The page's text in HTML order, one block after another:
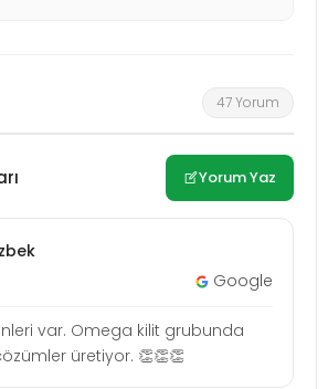
47 Yorum
Yorum Yaz
Google
var. Omega kilit grubunda
üretiyor. 👏👏👏